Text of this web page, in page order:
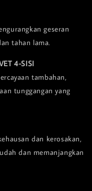
geseran
tahan lama.
4-SISI
tambahan,
tunggangan yang
dan kerosakan,
dan memanjangkan